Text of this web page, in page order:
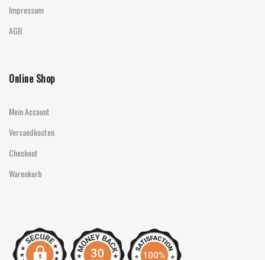
Impressum
AGB
Online Shop
Mein Account
Versandkosten
Checkout
Warenkorb